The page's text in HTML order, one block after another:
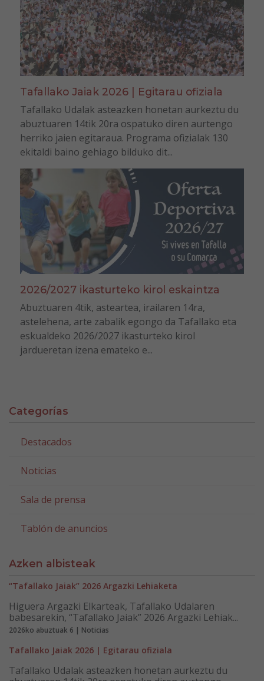
Tafallako Jaiak 2026 | Egitarau ofiziala
Tafallako Udalak asteazken honetan aurkeztu du
abuztuaren 14tik 20ra ospatuko diren aurtengo
herriko jaien egitaraua. Programa ofizialak 130
ekitaldi baino gehiago bilduko dit...
2026/2027 ikasturteko kirol eskaintza
Abuztuaren 4tik, asteartea, irailaren 14ra,
astelehena, arte zabalik egongo da Tafallako eta
eskualdeko 2026/2027 ikasturteko kirol
jardueretan izena emateko e...
Categorías
Destacados
Noticias
Sala de prensa
Tablón de anuncios
Azken albisteak
“Tafallako Jaiak” 2026 Argazki Lehiaketa
Higuera Argazki Elkarteak, Tafallako Udalaren
babesarekin, “Tafallako Jaiak” 2026 Argazki Lehiak...
2026ko abuztuak 6 | Noticias
Tafallako Jaiak 2026 | Egitarau ofiziala
Tafallako Udalak asteazken honetan aurkeztu du